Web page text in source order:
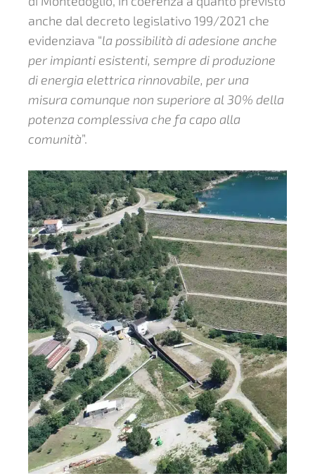
anche dal decreto legislativo 199/2021 che
evidenziava “la possibilità di adesione anche
per impianti esistenti, sempre di produzione
di energia elettrica rinnovabile, per una
misura comunque non superiore al 30% della
potenza complessiva che fa capo alla
comunità”.